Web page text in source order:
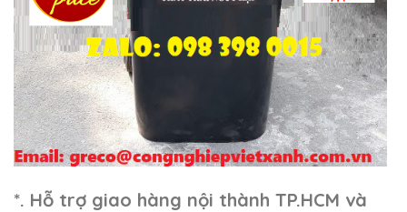
*. Hỗ trợ giao hàng nội thành TP.HCM và